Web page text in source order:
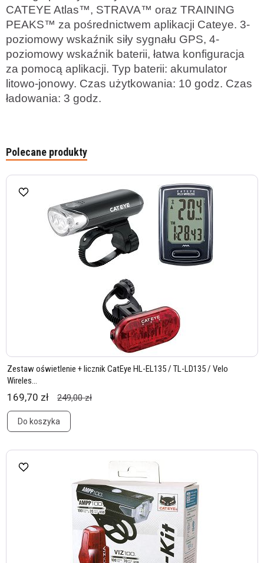
CATEYE Atlas™, STRAVA™ oraz TRAINING
PEAKS™ za pośrednictwem aplikacji Cateye. 3-
poziomowy wskaźnik siły sygnału GPS, 4-
poziomowy wskaźnik baterii, łatwa konfiguracja
za pomocą aplikacji. Typ baterii: akumulator
litowo-jonowy. Czas użytkowania: 10 godz. Czas
ładowania: 3 godz.
Polecane produkty
Zestaw oświetlenie + licznik CatEye HL-EL135 / TL-LD135 / Velo
Wireles...
169,70 zł 249,00 zł
Do koszyka